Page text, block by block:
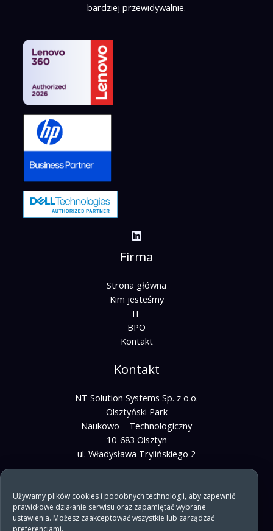
Używamy plików cookies i podobnych technologii, aby zapewnić
prawidłowe działanie serwisu oraz zapamiętać wybrane
ustawienia. Możesz zaakceptować wszystkie lub zarządzać
preferencjami.
bardziej przewidywalnie.
Firma
Strona główna
Kim jesteśmy
IT
BPO
Kontakt
Kontakt
NT Solution Systems Sp. z o.o.
Olsztyński Park
Naukowo – Technologiczny
10-683 Olsztyn
ul. Władysława Trylińskiego 2
bpo@ntss.io
+48 733 669 610